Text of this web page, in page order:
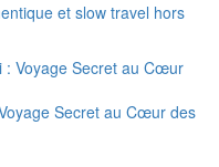
et slow travel hors
Secret au Cœur des